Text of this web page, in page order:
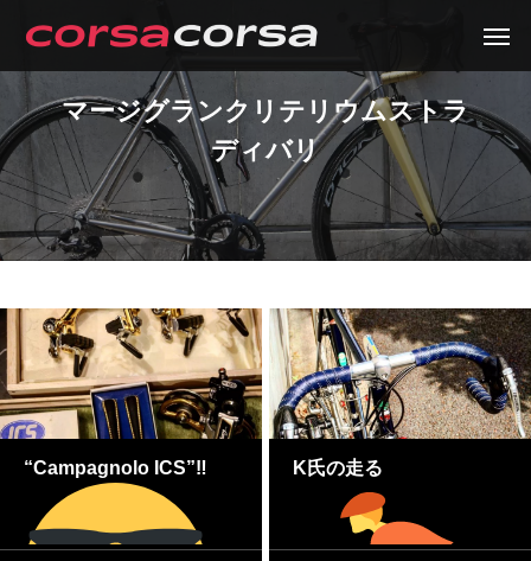
マージグランクリテリウムストラ
ディバリ
“Campagnolo ICS”‼ K氏の走る